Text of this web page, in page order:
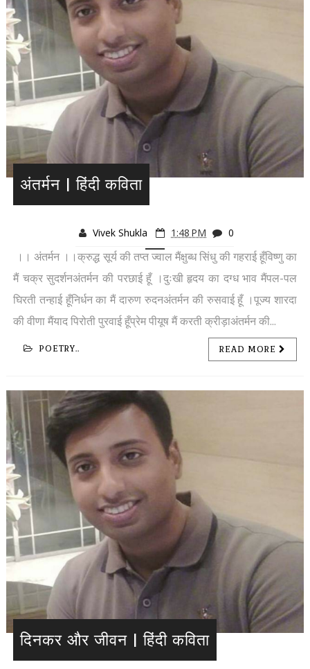
अंतर्मन | हिंदी कविता
Vivek Shukla 1:48 PM 0
।। अंतर्मन ।।क्रुद्ध सूर्य की तप्त ज्वाल मैंक्षुब्ध सिंधु की गहराई हूँविष्णु का
मैं चक्र सुदर्शनअंतर्मन की परछाई हूँ ।दुःखी हृदय का दग्ध भाव मैंपल-पल
घिरती तन्हाई हूँनिर्धन का मैं दारुण रुदनअंतर्मन की रुसवाई हूँ ।पूज्य शारदा
की वीणा मैंयाद पिरोती पुरवाई हूँप्रेम पीयूष मैं करती क्रीड़ाअंतर्मन की...
POETRY.. READ MORE
दिनकर और जीवन | हिंदी कविता